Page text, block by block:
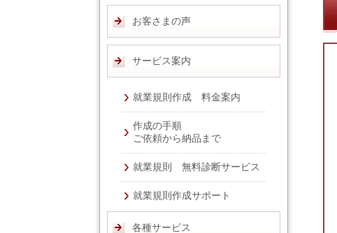
お客さまの声
サービス案内
就業規則作成 料金案内
作成の手順
ご依頼から納品まで
就業規則 無料診断サービス
就業規則作成サポート
各種サービス